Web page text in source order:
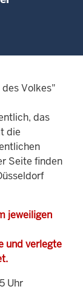
Volkes"
das
die
Seite finden
jeweiligen
und verlegte
Uhr